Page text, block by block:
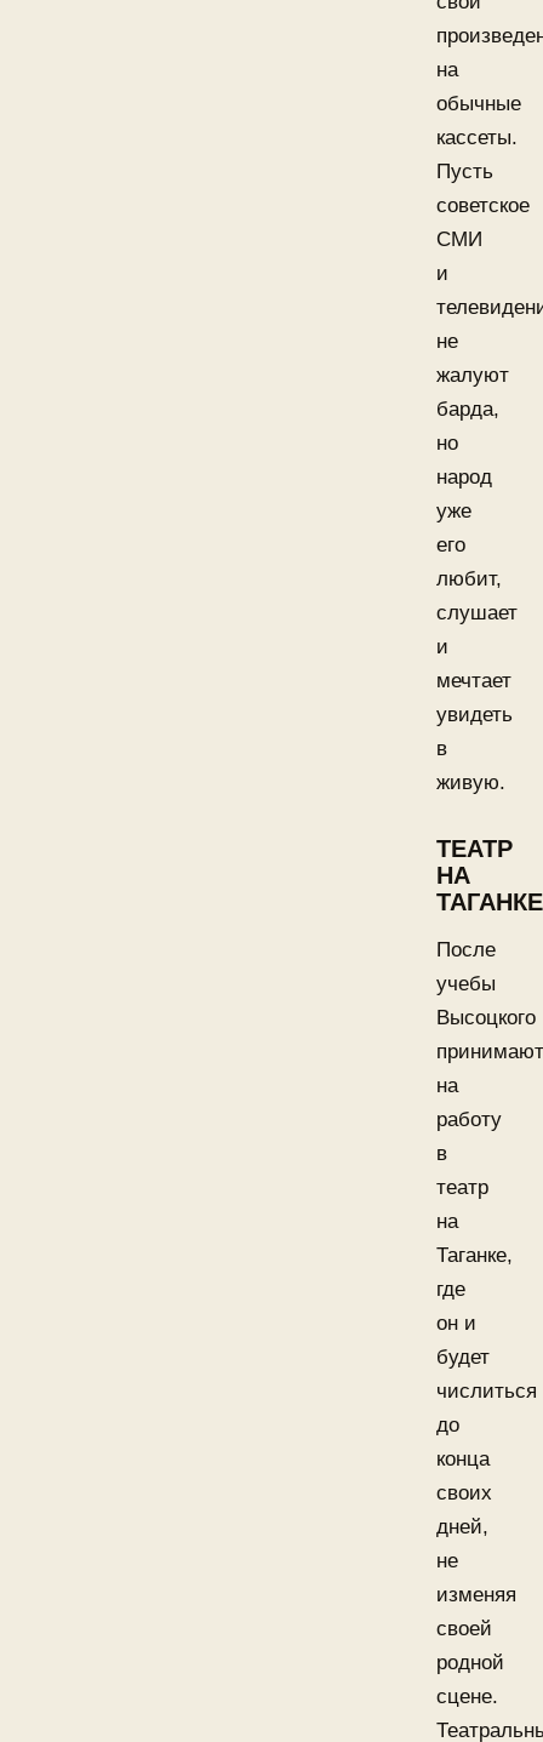
на
обычные
кассеты.
Пусть
советское
СМИ
и
не
жалуют
барда,
но
народ
уже
его
любит,
слушает
и
мечтает
увидеть
в
живую.
ТЕАТР
НА
ТАГАНКЕ
После
учебы
Высоцкого
принимают
на
работу
в
театр
на
Таганке,
где
он и
будет
числиться
до
конца
своих
дней,
не
изменяя
своей
родной
сцене.